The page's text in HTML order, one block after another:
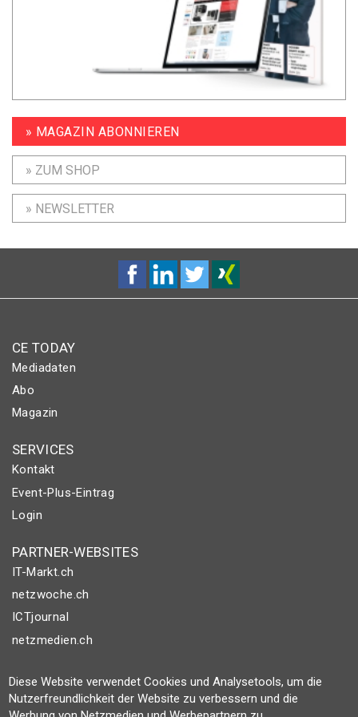
» MAGAZIN ABONNIEREN
» ZUM SHOP
» NEWSLETTER
CE TODAY
Mediadaten
Abo
Magazin
SERVICES
Kontakt
Event-Plus-Eintrag
Login
PARTNER-WEBSITES
IT-Markt.ch
netzwoche.ch
ICTjournal
netzmedien.ch
© NETZMEDIEN AG 2026
Impressum
Diese Website verwendet Cookies und Analysetools, um die
Nutzerfreundlichkeit der Website zu verbessern und die